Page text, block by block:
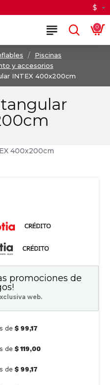
$
0
Piscinas
y accesorios
INTEX 400x200cm
promociones de
web.
de $ 99,17
de $ 119,00
de $ 99,17